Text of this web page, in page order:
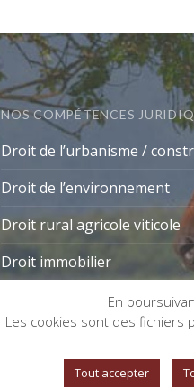
NOS COMPÉTENCES
Droit de l’urbanisme /
Droit de l’environnement
Droit rural agricole viticole
Droit immobilier
Gestion des cookies
En
Les cookies sont des fichiers
Tout accepter